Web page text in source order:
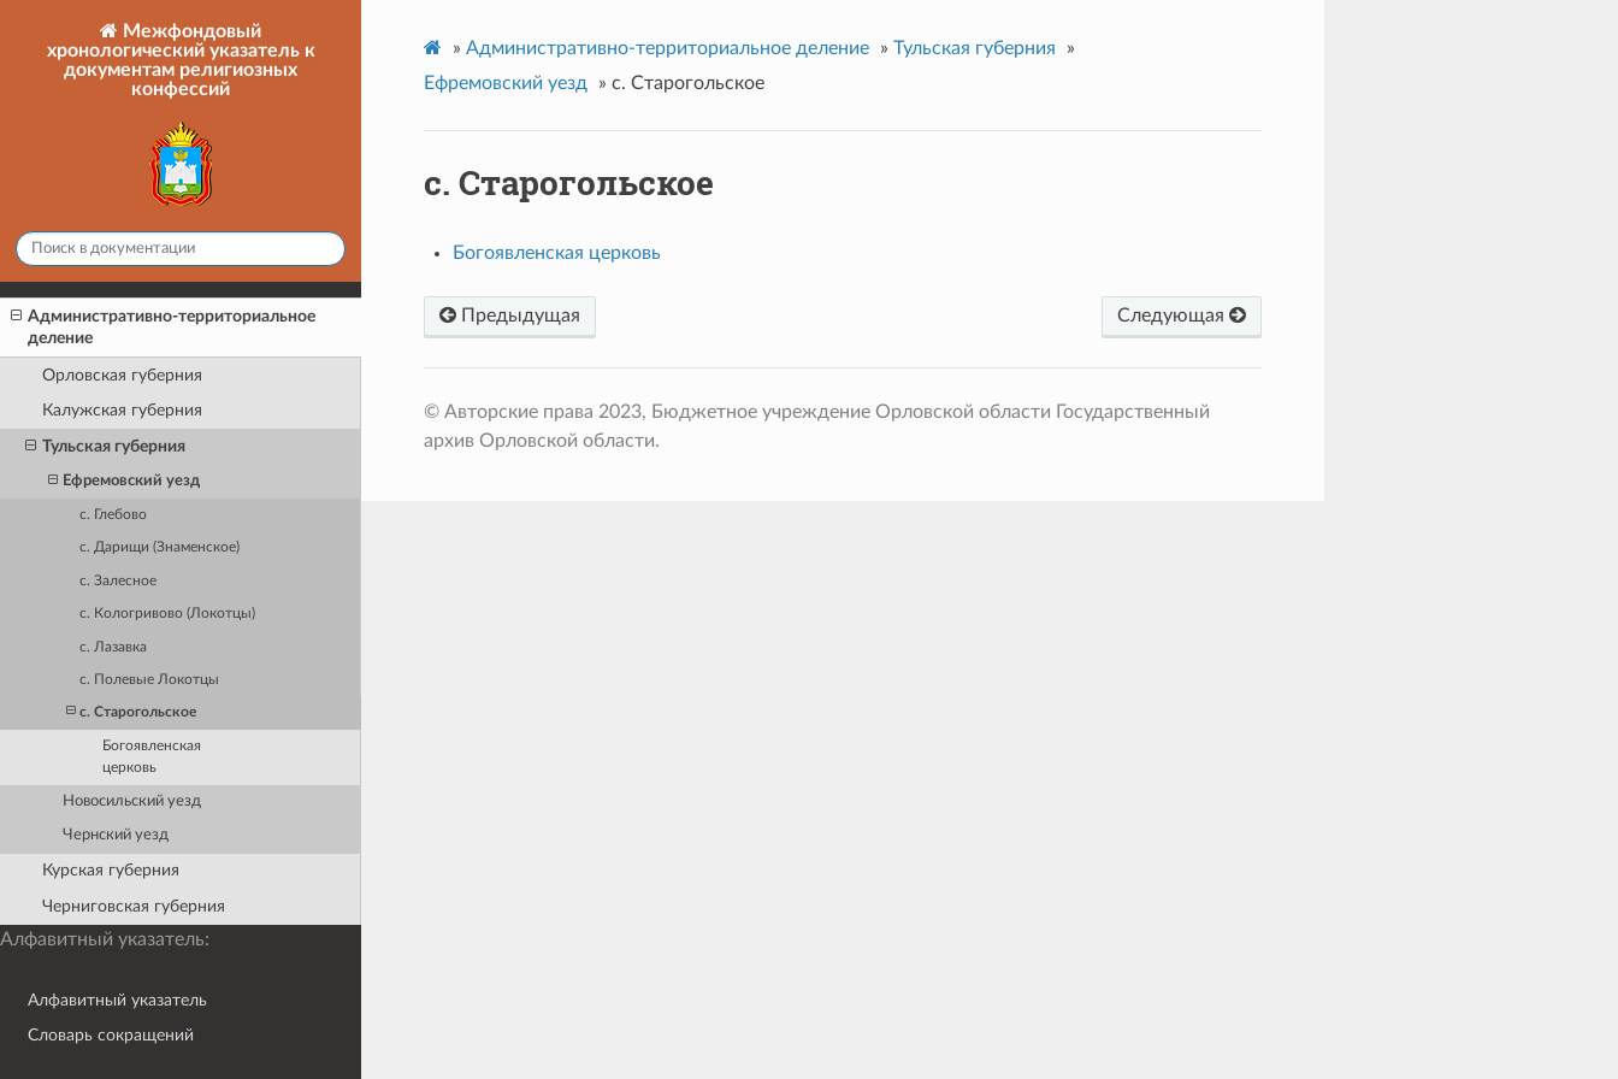
Межфондовый
хронологический указатель к
документам религиозных
конфессий
Административно-территориальное
деление
Орловская губерния
Калужская губерния
Тульская губерния
Ефремовский уезд
с. Глебово
с. Дарищи (Знаменское)
с. Залесное
с. Кологривово (Локотцы)
с. Лазавка
с. Полевые Локотцы
с. Старогольское
Богоявленская
церковь
Новосильский уезд
Чернский уезд
Курская губерния
Черниговская губерния
Алфавитный указатель:
Алфавитный указатель
Словарь сокращений
» Административно-территориальное деление » Тульская губерния
»
Ефремовский уезд
» с. Старогольское
с. Старогольское
Богоявленская церковь
Следующая
Предыдущая
© Авторские права 2023, Бюджетное учреждение Орловской области Государственный
архив Орловской области.